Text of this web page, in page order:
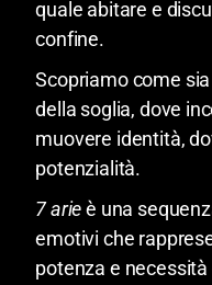
quale abitare e
confine.
Scopriamo come
della soglia, dove
muovere identità,
potenzialità.
7 arieè una
emotivi che
potenza e